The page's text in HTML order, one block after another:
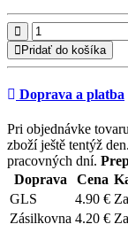
Pridať do košíka
Doprava a platba
Pri objednávke
zboží ještě tentýž
pracovných dní.
Doprava
Cena
GLS
4.90 €
Zásilkovna 4.20 €